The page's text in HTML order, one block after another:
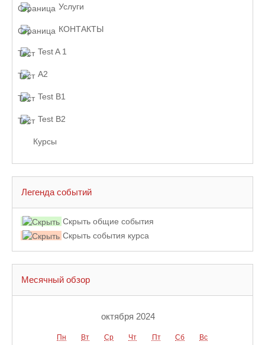
Услуги
КОНТАКТЫ
Test A 1
A2
Test B1
Test B2
Курсы
Легенда событий
Скрыть общие события
Скрыть события курса
Месячный обзор
октября 2024
Пн Вт Ср Чт Пт Сб
Вс